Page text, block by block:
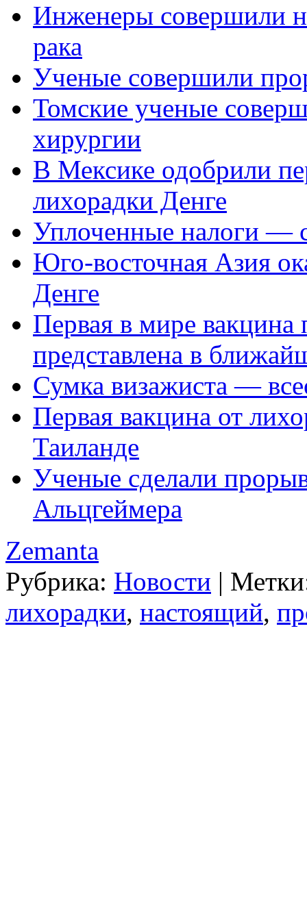
Инженеры совершили
рака
Ученые совершили
Томские ученые
хирургии
В Мексике одобрили
лихорадки Денге
Уплоченные налоги —
Юго-восточная Азия
Денге
Первая в мире вакцина
представлена в
Сумка визажиста —
Первая вакцина от
Таиланде
Ученые сделали
Альцгеймера
Zemanta
Рубрика: Новости |
лихорадки, настоящий,